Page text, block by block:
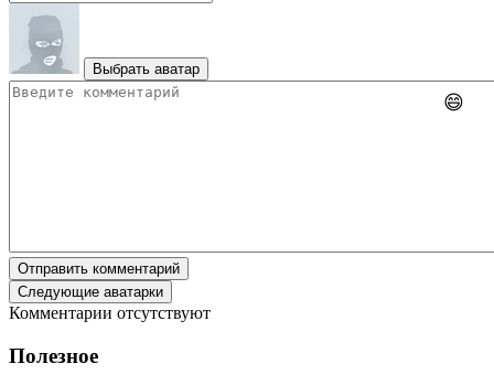
Выбрать аватар
😄
Отправить комментарий
Следующие аватарки
Комментарии отсутствуют
Полезное